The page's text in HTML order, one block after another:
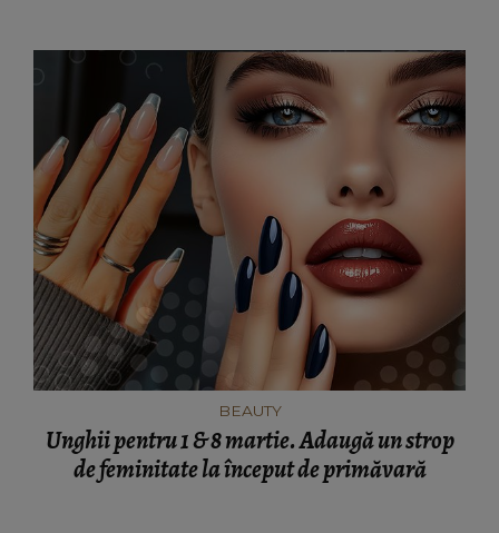
BEAUTY
Unghii pentru 1 & 8 martie. Adaugă un strop
de feminitate la început de primăvară